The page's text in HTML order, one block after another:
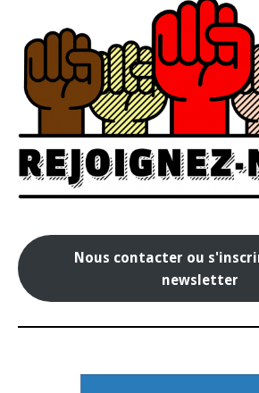
Nous contacter ou
newsletter